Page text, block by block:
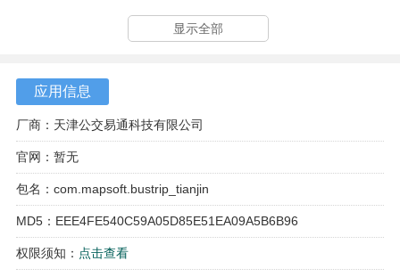
2.行程规划指引：提供智能路线规划功能，帮助用户选择最
3.最新路线调整信息：及时更新公交线路的调整信息，确保
4.一键快速刷码乘车：用户可以开通虚拟卡，使用乘车码快
速乘车。
5.客服咨询：提供客服电话，用户可以咨询相关问题。
显示全部
应用信息
厂商：天津公交易通科技有限公司
官网：暂无
包名：com.mapsoft.bustrip_tianjin
MD5：EEE4FE540C59A05D85E51EA09A5B6B96
权限须知： 点击查看